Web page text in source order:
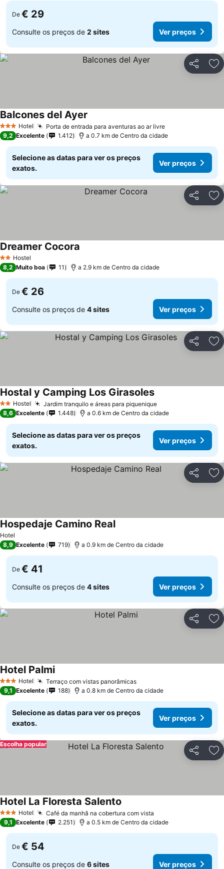
De € 29
Consulte os preços de 2 sites Ver preços
Partilhar
3 EstrelasHotel Porta de entrada para aventuras ao ar livre
Balcones del Ayer
9,2 Excelente 1.412 a 0.7 km de Centro da cidade
Selecione as datas para ver os preços
exatos.
Ver preços
Partilhar
2 Estrelas
Hostel
Dreamer Cocora
8,2 Muito boa 11 a 2.9 km de Centro da cidade
De € 26
Consulte os preços de 4 sites Ver preços
Partilhar
2 Estrelas
Hostel Jardim tranquilo e áreas para piquenique
Hostal y Camping Los Girasoles
8,6 Excelente 1.448 a 0.6 km de Centro da cidade
Selecione as datas para ver os preços
exatos.
Ver preços
Partilhar
Hotel
Hospedaje Camino Real
8,9 Excelente 719 a 0.9 km de Centro da cidade
De € 41
Consulte os preços de 4 sites Ver preços
Partilhar
3 EstrelasHotel Terraço com vistas panorâmicas
Hotel Palmi
9,1 Excelente 188 a 0.8 km de Centro da cidade
Selecione as datas para ver os preços
exatos.
Ver preços
Partilhar
Escolha popular
3 EstrelasHotel Café da manhã na cobertura com vista
Hotel La Floresta Salento
9,1 Excelente 2.251 a 0.5 km de Centro da cidade
De € 54
Consulte os preços de 6 sites Ver preços